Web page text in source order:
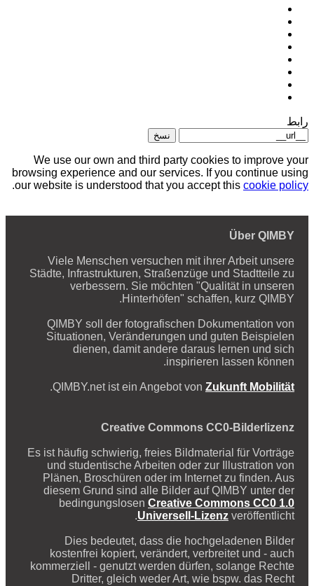
رابط
نسخ
We use our own and third party cookies to improve your
browsing experience and our services. If you continue using
our website is understood that you accept this cookie policy
.
Über QIMBY
Viele Menschen versuchen mit ihrer Arbeit unsere
Städte, Infrastrukturen, Straßenzüge und Stadtteile zu
verbessern. Sie möchten "Qualität in unseren
Hinterhöfen" schaffen, kurz QIMBY.
QIMBY soll der fotografischen Dokumentation von
Situationen, Veränderungen und guten Beispielen
dienen, damit andere daraus lernen und sich
inspirieren lassen können.
QIMBY.net ist ein Angebot von Zukunft Mobilität
.
Creative Commons CC0-Bilderlizenz
Es ist häufig schwierig, freies Bildmaterial für Vorträge
und studentische Arbeiten oder zur Illustration von
Plänen, Broschüren oder im Internet zu finden. Aus
diesem Grund sind alle Bilder auf QIMBY unter der
bedingungslosen Creative Commons CC0 1.0
Universell-Lizenz veröffentlicht.
Dies bedeutet, dass die hochgeladenen Bilder
kostenfrei kopiert, verändert, verbreitet und - auch
kommerziell - genutzt werden dürfen, solange Rechte
Dritter, gleich weder Art, wie bspw. das Recht